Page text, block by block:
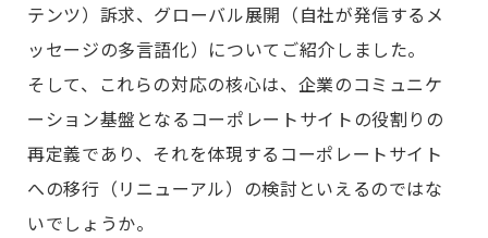
テンツ）訴求、グローバル展開（自社が発信するメ
ッセージの多言語化）についてご紹介しました。
そして、これらの対応の核心は、企業のコミュニケ
ーション基盤となるコーポレートサイトの役割りの
再定義であり、それを体現するコーポレートサイト
への移行（リニューアル）の検討といえるのではな
いでしょうか。